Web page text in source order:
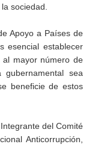
sociedad.
Apoyo a Países de
esencial establecer
al mayor número de
sea
beneficie de estos
del Comité
Anticorrupción,